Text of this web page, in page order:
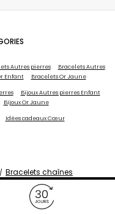
Autres pierres
Bracelets Autres
Enfant Bracelets Or Jaune
Bijoux Autres pierres Enfant
Bijoux Or Jaune
Idées cadeaux Cœur
Bracelets chaînes